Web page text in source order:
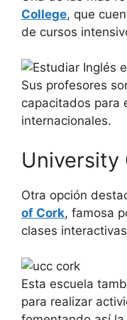
College, que
de cursos
Sus profesores
capacitados para
internacionales.
University
Otra opción
of Cork, famosa
clases
Esta escuela
para realizar